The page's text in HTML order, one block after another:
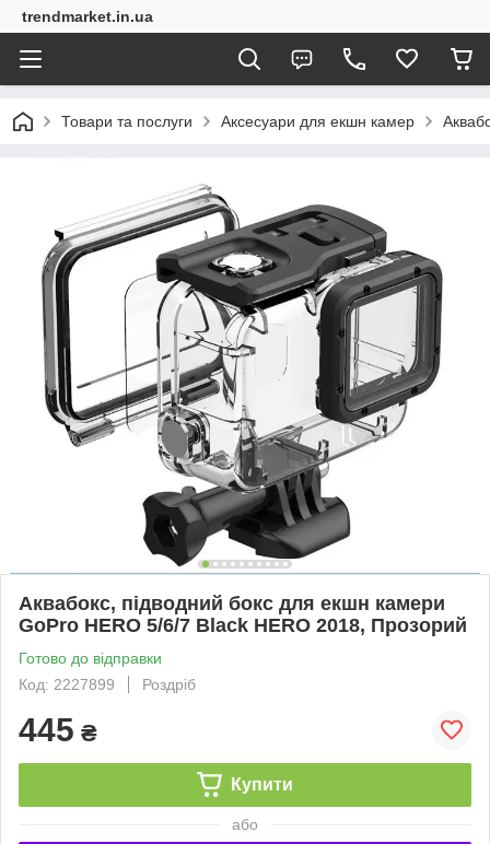
trendmarket.in.ua
Товари та послуги Аксесуари для екшн камер
Аквабокс, підводний бокс для екшн камери
GoPro HERO 5/6/7 Black HERO 2018, Прозорий
Готово до відправки
Код: 2227899
Роздріб
445 ₴
Купити
або